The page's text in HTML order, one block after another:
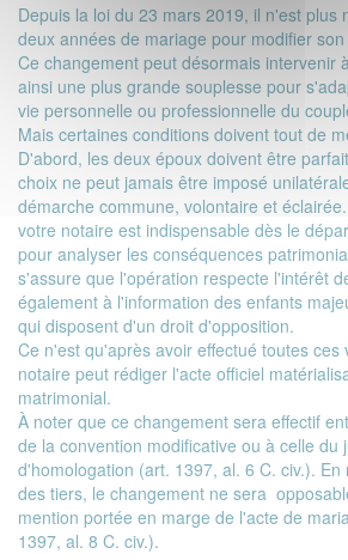
Depuis la loi du 23 mars 2019, il n'est plus
deux années de mariage pour modifier son
Ce changement peut désormais intervenir
ainsi une plus grande souplesse pour
vie personnelle ou professionnelle du
Mais certaines conditions doivent tout de
D'abord, les deux époux doivent être
choix ne peut jamais être imposé
démarche commune, volontaire et
votre notaire est indispensable dès le
pour analyser les conséquences
s'assure que l'opération respecte l'intérêt
également à l'information des enfants
qui disposent d'un droit d'opposition.
Ce n'est qu'après avoir effectué toutes ces
notaire peut rédiger l'acte officiel
matrimonial.
À noter que ce changement sera effectif
de la convention modificative ou à celle du
d'homologation (art. 1397, al. 6 C. civ.).
des tiers, le changement ne sera
mention portée en marge de l'acte de
1397, al. 8 C. civ.).